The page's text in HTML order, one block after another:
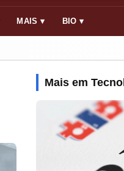
MAIS ▾ BIO ▾
Mais em